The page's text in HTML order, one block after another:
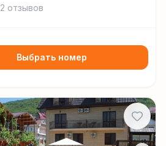
отзывов
Выбрать номер